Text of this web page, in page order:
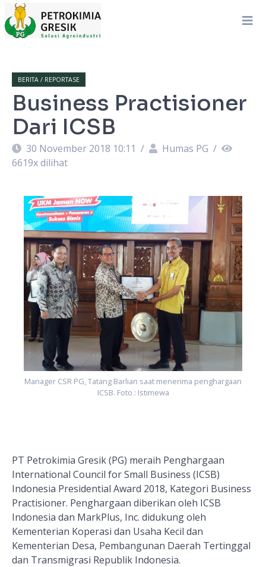
BERITA / REPORTASE
Business Practisioner
Dari ICSB
30 November 2018 10:11 / Humas PG /
6619x dilihat
Manager CSR PG, Tatang Barlian saat menerima penghargaan
ICSB. Foto : Istimewa
PT Petrokimia Gresik (PG) meraih Penghargaan
International Council for Small Business (ICSB)
Indonesia Presidential Award 2018, Kategori Business
Practisioner. Penghargaan diberikan oleh ICSB
Indonesia dan MarkPlus, Inc. didukung oleh
Kementerian Koperasi dan Usaha Kecil dan
Kementerian Desa, Pembangunan Daerah Tertinggal
dan Transmigrasi Republik Indonesia.